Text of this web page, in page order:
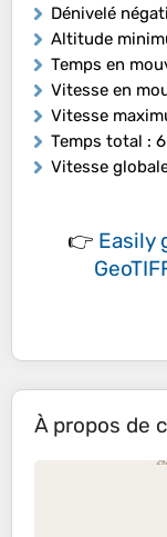
Dénivelé
Altitude
Temps en
Vitesse en
Vitesse
Temps total :
Vitesse
👉 Easily
À propos de